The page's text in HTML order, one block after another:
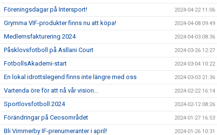
Föreningsdagar på Intersport! 2024-04-22 11:06
Grymma VIF-produkter finns nu att köpa! 2024-04-08 09:49
Medlemsfakturering 2024 2024-04-03 08:36
Påsklovsfotboll på Asllani Court 2024-03-26 12:27
FotbollsAkademi-start 2024-03-04 10:22
En lokal idrottslegend finns inte längre med oss 2024-03-03 21:36
Vartenda öre för att nå vår vision... 2024-02-22 16:14
Sportlovsfotboll 2024 2024-02-12 08:26
Förändringar på Ceosområdet 2024-01-27 16:53
Bli Vimmerby IF-prenumeranter i april! 2024-01-26 10:31